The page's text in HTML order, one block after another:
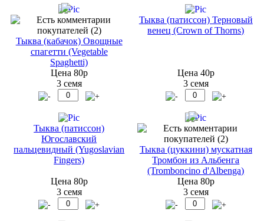
Тыква (кабачок) Овощные
спагетти (Vegetable
Spaghetti)
Цена 80р
3 семя
Тыква (патиссон) Терновый
венец (Crown of Thorns)
Цена 40р
3 семя
Тыква (патиссон)
Югославский
пальцевидный (Yugoslavian
Fingers)
Цена 80р
3 семя
Тыква (цуккини) мускатная
Тромбон из Альбенга
(Tromboncino d'Albenga)
Цена 80р
3 семя